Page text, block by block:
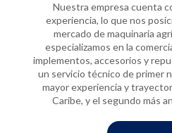
Nuestra empresa cuenta
experiencia, lo que nos
mercado de maquinaria
especializamos en la
implementos, accesorios y
un servicio técnico de primer
mayor experiencia y
Caribe, y el segundo más